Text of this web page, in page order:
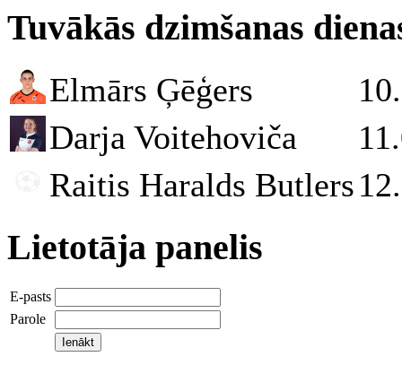
Tuvākās dzimšanas
Elmārs Ģēģers
Darja Voitehoviča
Raitis Haralds Butlers
Lietotāja panelis
E-pasts
Parole